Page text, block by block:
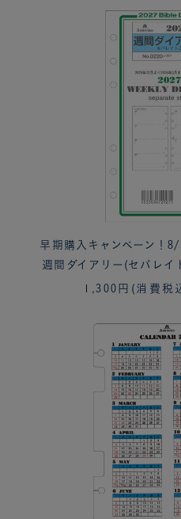
早期購入キャンペーン！
週間ダイアリー(セパレイ
1,300円 (消費税